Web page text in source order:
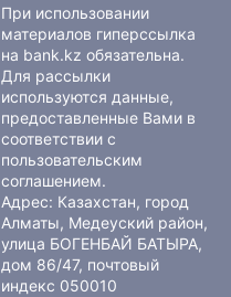
При использовании
материалов гиперссылка
на bank.kz обязательна.
Для рассылки
используются данные,
предоставленные Вами в
соответствии с
пользовательским
соглашением.
Адрес: Казахстан, город
Алматы, Медеуский район,
улица БОГЕНБАЙ БАТЫРА,
дом 86/47, почтовый
индекс 050010